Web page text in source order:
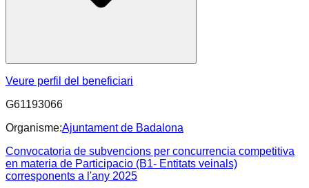
Veure perfil del beneficiari
G61193066
Organisme:Ajuntament de Badalona
Convocatoria de subvencions per concurrencia competitiva
en materia de Participacio (B1- Entitats veinals)
corresponents a l'any 2025